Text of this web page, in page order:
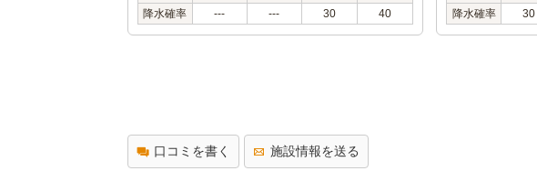
降水確率
--- --- 30 40
降水確率
30
口コミを書く 施設情報を送る